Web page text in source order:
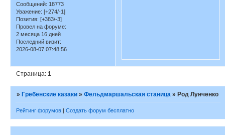
Сообщений: 18773
Уважение: [+274/-1]
Позитив: [+383/-3]
Провел на форуме:
2 месяца 16 дней
Последний визит:
2026-08-07 07:48:56
Страница:1
» Гребенские казаки »Фельдмаршальская станица » Род Лунченко
Рейтинг форумов | Создать форум бесплатно